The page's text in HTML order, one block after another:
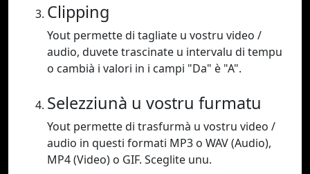
Clipping
Yout permette di tagliate u vostru video /
audio, duvete trascinate u intervalu di tempu
o cambià i valori in i campi "Da" è "A".
Selezziunà u vostru furmatu
Yout permette di trasfurmà u vostru video /
audio in questi formati MP3 o WAV (Audio),
MP4 (Video) o GIF. Sceglite unu.